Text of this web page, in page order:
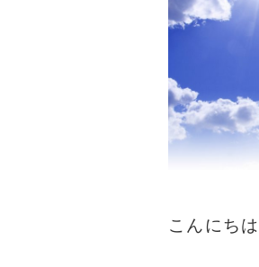
こんにち